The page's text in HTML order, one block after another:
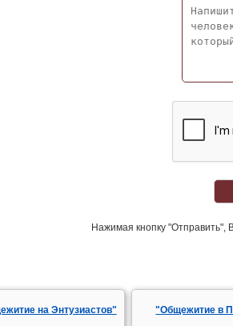
Нажимая кнопку "Отправить",
на Энтузиастов" "Общежитие в